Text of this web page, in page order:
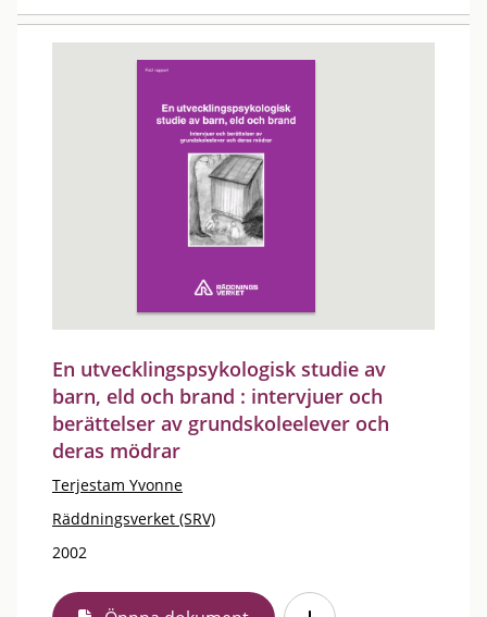
En utvecklingspsykologisk studie av
barn, eld och brand : intervjuer och
berättelser av grundskoleelever och
deras mödrar
Terjestam Yvonne
Räddningsverket (SRV)
2002